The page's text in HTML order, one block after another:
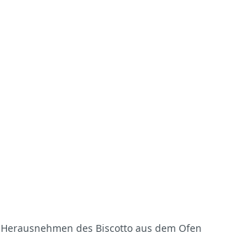
des Biscotto aus dem Ofen